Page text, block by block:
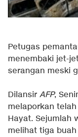
Petugas
menembaki jet-
serangan meski
Dilansir AFP,
melaporkan
Hayat. Sejumlah
melihat tiga